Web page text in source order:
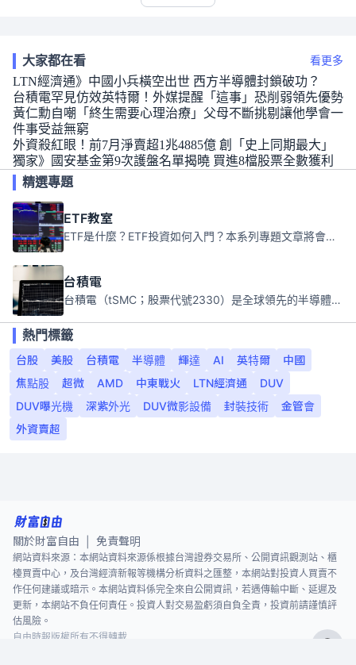
大家都在看 看更多
LTN經濟通》中國小兵橫空出世 西方半導體封鎖破功？
台積電罕見仿效英特爾！外媒提醒「這事」恐削弱領先優勢
黃仁勳自嘲「終生需要心理治療」父母不斷挑剔讓他學會一
件事受益無窮
外資殺紅眼！前7月淨賣超1兆4885億 創「史上同期最大」
獨家》國安基金第9次護盤名單揭曉 買進8檔股票全數獲利
精選專題
ETF教室
ETF是什麼？ETF投資如何入門？本系列專題文章將會告訴你新手必須知道的ETF基礎知識。
台積電
台積電（tSMC；股票代號2330）是全球領先的半導體代工公司，成立於1987年，總部位於台灣新竹。且已於美國、日本、德國及中國設廠，台積電是全球首家專業積體電路製造服務公司，也是全球最先進和最大規模的半導體代工廠。
熱門標籤
台股
美股 台積電 半導體 輝達 AI 英特爾
中國
焦點股
超微 AMD 中東戰火 LTN經濟通
DUV
DUV曝光機
深紫外光 DUV微影設備 封裝技術
金管會
外資賣超
關於財富自由 免責聲明
網站資料來源：本網站資料來源係根據台灣證券交易所、公開資訊觀測站、櫃
檯買賣中心，及台灣經濟新報等機構分析資料之匯整，本網站對投資人買賣不
作任何建議或暗示。本網站資料係完全來自公開資訊，若遇傳輸中斷、延遲及
更新，本網站不負任何責任。投資人對交易盈虧須自負全責，投資前請謹慎評
估風險。
自由時報版權所有不得轉載